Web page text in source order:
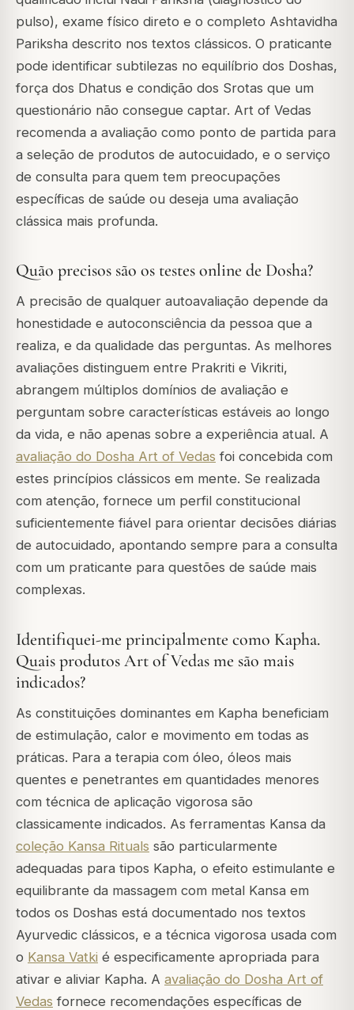
pulso), exame físico direto e o completo Ashtavidha
Pariksha descrito nos textos clássicos. O praticante
pode identificar subtilezas no equilíbrio dos Doshas,
força dos Dhatus e condição dos Srotas que um
questionário não consegue captar. Art of Vedas
recomenda a avaliação como ponto de partida para
a seleção de produtos de autocuidado, e o serviço
de consulta para quem tem preocupações
específicas de saúde ou deseja uma avaliação
clássica mais profunda.
Quão precisos são os testes online de Dosha?
A precisão de qualquer autoavaliação depende da
honestidade e autoconsciência da pessoa que a
realiza, e da qualidade das perguntas. As melhores
avaliações distinguem entre Prakriti e Vikriti,
abrangem múltiplos domínios de avaliação e
perguntam sobre características estáveis ao longo
da vida, e não apenas sobre a experiência atual. A
avaliação do Dosha Art of Vedas foi concebida com
estes princípios clássicos em mente. Se realizada
com atenção, fornece um perfil constitucional
suficientemente fiável para orientar decisões diárias
de autocuidado, apontando sempre para a consulta
com um praticante para questões de saúde mais
complexas.
Identifiquei-me principalmente como Kapha.
Quais produtos Art of Vedas me são mais
indicados?
As constituições dominantes em Kapha beneficiam
de estimulação, calor e movimento em todas as
práticas. Para a terapia com óleo, óleos mais
quentes e penetrantes em quantidades menores
com técnica de aplicação vigorosa são
classicamente indicados. As ferramentas Kansa da
coleção Kansa Rituals são particularmente
adequadas para tipos Kapha, o efeito estimulante e
equilibrante da massagem com metal Kansa em
todos os Doshas está documentado nos textos
Ayurvedic clássicos, e a técnica vigorosa usada com
o Kansa Vatki é especificamente apropriada para
ativar e aliviar Kapha. A avaliação do Dosha Art of
Vedas fornece recomendações específicas de